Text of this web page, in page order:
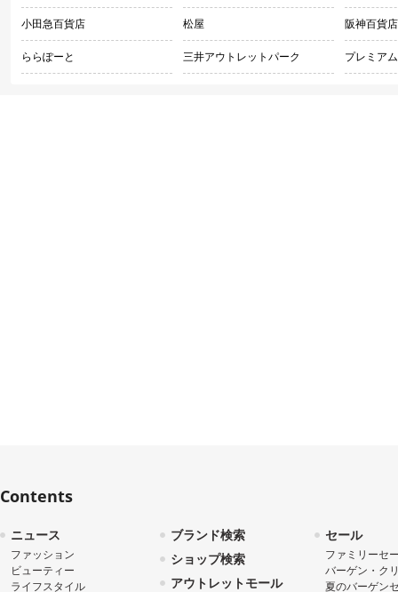
小田急百貨店 松屋 阪神百貨店
ららぽーと 三井アウトレットパーク プレミア
Contents
ニュース
ファッション
ビューティー
ライフスタイル
ブランド検索
ショップ検索
アウトレットモール
セール
ファミリーセ
バーゲン・ク
夏のバーゲン